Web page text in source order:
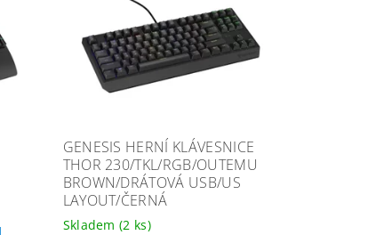
GENESIS HERNÍ KLÁVESNICE
THOR 230/TKL/RGB/OUTEMU
BROWN/DRÁTOVÁ USB/US
LAYOUT/ČERNÁ
Skladem(2 ks)